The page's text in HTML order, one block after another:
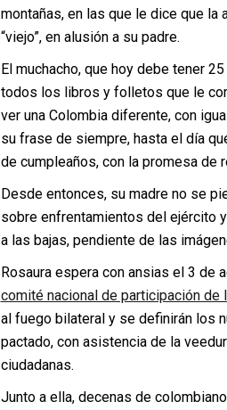
montañas, en las que le dice que la
“viejo”, en alusión a su padre.
El muchacho, que hoy debe tener
todos los libros y folletos que le
ver una Colombia diferente, con
su frase de siempre, hasta el día
de cumpleaños, con la promesa de
Desde entonces, su madre no se
sobre enfrentamientos del ejército
a las bajas, pendiente de las
Rosaura espera con ansias el 3 de
comité nacional de participación de
al fuego bilateral y se definirán los
pactado, con asistencia de la
ciudadanas.
Junto a ella, decenas de